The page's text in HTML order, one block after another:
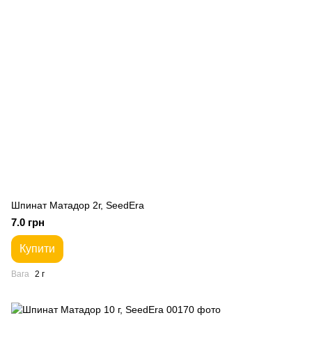
Шпинат Матадор 2г, SeedEra
7.0 грн
Купити
Вага 2 г